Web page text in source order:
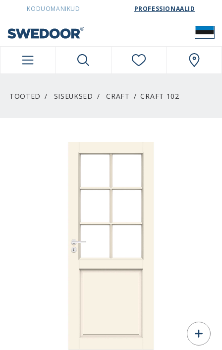
SWEDOORESTONIA NAVIGATION
KODUOMANIKUD PROFESSIONAALID
TOOTED SISEUKSED CRAFT CRAFT 102